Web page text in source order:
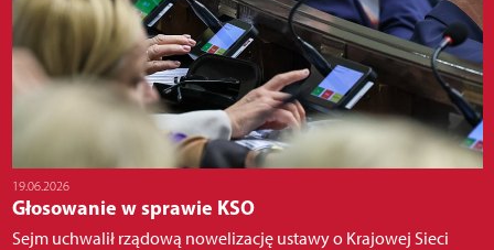
19.06.2026
Głosowanie w sprawie KSO
Sejm uchwalił rządową nowelizację ustawy o Krajowej Sieci